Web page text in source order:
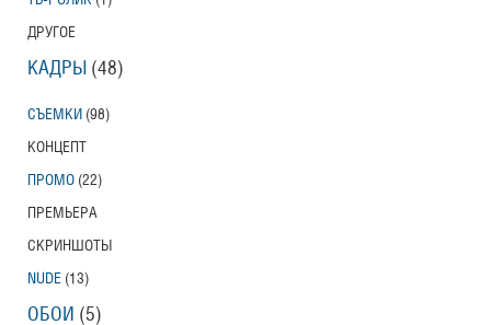
ДРУГОЕ
КАДРЫ (48)
СЪЕМКИ (98)
КОНЦЕПТ
ПРОМО (22)
ПРЕМЬЕРА
СКРИНШОТЫ
NUDE (13)
ОБОИ (5)